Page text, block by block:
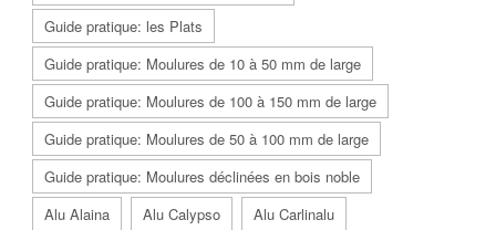
Guide pratique: les Plats
Guide pratique: Moulures de 10 à 50 mm de large
Guide pratique: Moulures de 100 à 150 mm de large
Guide pratique: Moulures de 50 à 100 mm de large
Guide pratique: Moulures déclinées en bois noble
Alu Alaina
Alu Calypso
Alu Carlinalu